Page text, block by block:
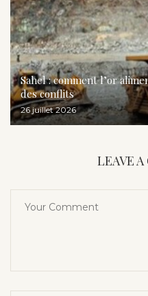
Sahel : comment l’or
des conflits
26 juillet 2026
LEAVE